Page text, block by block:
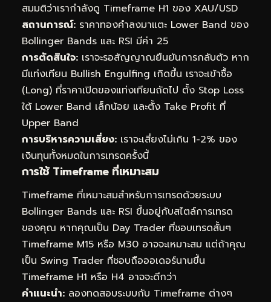
สมมติว่าเรากำลังดู Timeframe H1 ของ XAU/USD
สถานการณ์: ราคาทองคำลงมาแตะ Lower Band ของ
Bollinger Bands และ RSI มีค่า 25
การตัดสินใจ: เราจะรอสัญญาณยืนยันการกลับตัว หาก
มีแท่งเทียน Bullish Engulfing เกิดขึ้น เราจะเข้าซื้อ
(Long) ที่ราคาเปิดของแท่งเทียนถัดไป ตั้ง Stop Loss
ใต้ Lower Band เล็กน้อย และตั้ง Take Profit ที่
Upper Band
การบริหารความเสี่ยง: เราจะเสี่ยงไม่เกิน 1-2% ของ
เงินทุนทั้งหมดในการเทรดครั้งนี้
การใช้ Timeframe ที่เหมาะสม
Timeframe ที่เหมาะสมสำหรับการเทรดด้วยระบบ
Bollinger Bands และ RSI ขึ้นอยู่กับสไตล์การเทรด
ของคุณ หากคุณเป็น Day Trader ที่ชอบเทรดสั้นๆ
Timeframe M15 หรือ M30 อาจจะเหมาะสม แต่ถ้าคุณ
เป็น Swing Trader ที่ชอบถือออเดอร์นานขึ้น
Timeframe H1 หรือ H4 อาจจะดีกว่า
คำแนะนำ: ลองทดสอบระบบกับ Timeframe ต่างๆ